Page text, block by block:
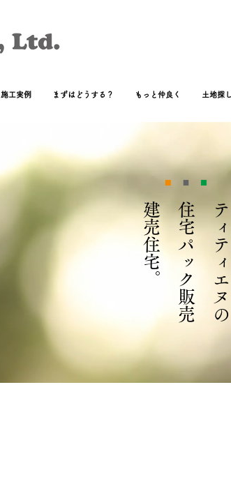
施工実例 まずはどうする？ もっと仲良く 土地探し
ティティエヌの
住宅パック販売
​建売住宅。